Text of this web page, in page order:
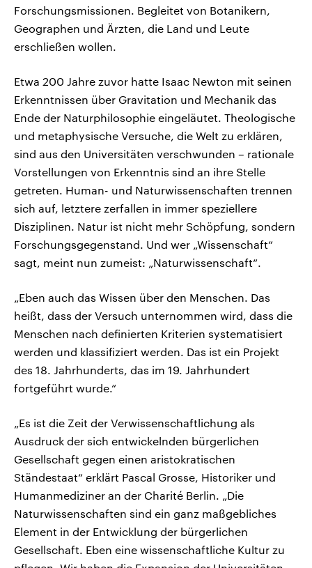
Forschungsmissionen. Begleitet von Botanikern,
Geographen und Ärzten, die Land und Leute
erschließen wollen.
Etwa 200 Jahre zuvor hatte Isaac Newton mit seinen
Erkenntnissen über Gravitation und Mechanik das
Ende der Naturphilosophie eingeläutet. Theologische
und metaphysische Versuche, die Welt zu erklären,
sind aus den Universitäten verschwunden – rationale
Vorstellungen von Erkenntnis sind an ihre Stelle
getreten. Human- und Naturwissenschaften trennen
sich auf, letztere zerfallen in immer speziellere
Disziplinen. Natur ist nicht mehr Schöpfung, sondern
Forschungsgegenstand. Und wer „Wissenschaft“
sagt, meint nun zumeist: „Naturwissenschaft“.
„Eben auch das Wissen über den Menschen. Das
heißt, dass der Versuch unternommen wird, dass die
Menschen nach definierten Kriterien systematisiert
werden und klassifiziert werden. Das ist ein Projekt
des 18. Jahrhunderts, das im 19. Jahrhundert
fortgeführt wurde.“
„Es ist die Zeit der Verwissenschaftlichung als
Ausdruck der sich entwickelnden bürgerlichen
Gesellschaft gegen einen aristokratischen
Ständestaat“ erklärt Pascal Grosse, Historiker und
Humanmediziner an der Charité Berlin. „Die
Naturwissenschaften sind ein ganz maßgebliches
Element in der Entwicklung der bürgerlichen
Gesellschaft. Eben eine wissenschaftliche Kultur zu